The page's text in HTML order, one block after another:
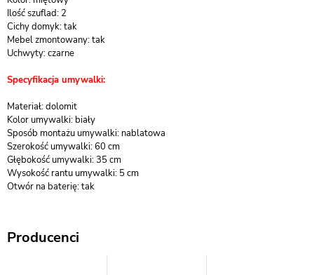
Ilość szuflad: 2
Cichy domyk: tak
Mebel zmontowany: tak
Uchwyty: czarne
Specyfikacja umywalki:
Materiał: dolomit
Kolor umywalki: biały
Sposób montażu umywalki: nablatowa
Szerokość umywalki: 60 cm
Głębokość umywalki: 35 cm
Wysokość rantu umywalki: 5 cm
Otwór na baterię: tak
Producenci